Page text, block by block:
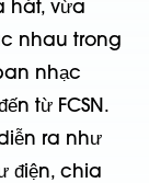
hát, vừa
nhau trong
nhạc
từ FCSN.
ra như
điện, chia